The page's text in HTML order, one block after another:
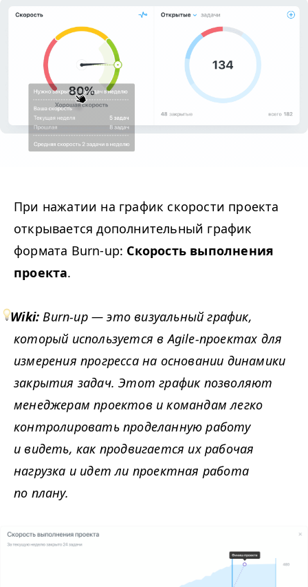
При нажатии на график скорости проекта
открывается дополнительный график
формата Burn-up: Скорость выполнения
проекта.
Wiki: Burn-up — это визуальный график,
который используется в Agile-проектах для
измерения прогресса на основании динамики
закрытия задач. Этот график позволяют
менеджерам проектов и командам легко
контролировать проделанную работу
и видеть, как продвигается их рабочая
нагрузка и идет ли проектная работа
по плану.